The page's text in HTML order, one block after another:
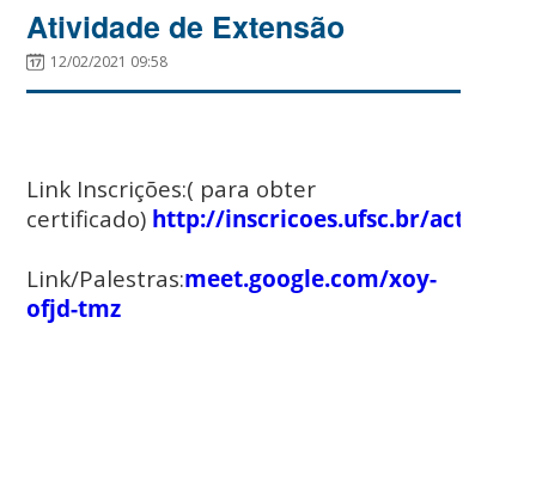
Atividade de Extensão
12/02/2021 09:58
Link Inscrições:( para obter
certificado) http://inscricoes.ufsc.br/
Link/Palestras:meet.google.com/xoy-
ofjd-tmz